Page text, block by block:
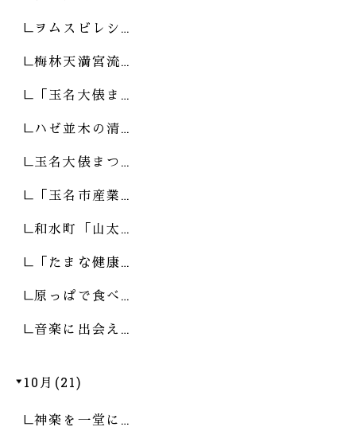
ヲムスビレシ…
梅林天満宮流…
「玉名大俵ま…
ハゼ並木の清…
玉名大俵まつ…
「玉名市産業…
和水町「山太…
「たまな健康…
原っぱで食べ…
音楽に出会え…
10月(21)
神楽を一堂に…